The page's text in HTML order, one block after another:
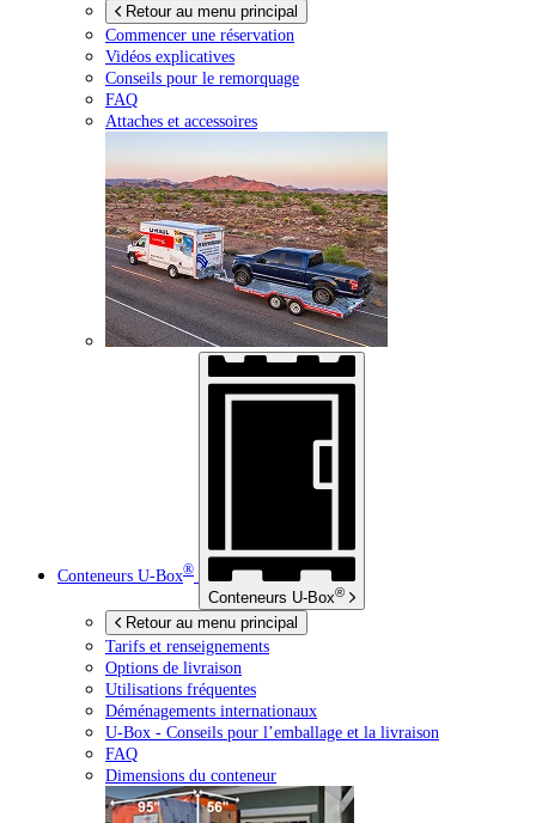
Retour au menu principal
Commencer une réservation
Vidéos explicatives
Conseils pour le remorquage
FAQ
Attaches et accessoires
Conteneurs U-Box®
Conteneurs U-Box®
Retour au menu principal
Tarifs et renseignements
Options de livraison
Utilisations fréquentes
Déménagements internationaux
U-Box - Conseils pour l’emballage et la livraison
FAQ
Dimensions du conteneur